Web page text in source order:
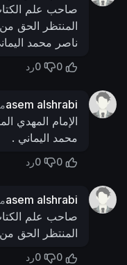
صاحب علم
المنتظر الحق
ناصر محمد
0
0رد
asem alshrabi
الإمام المهدي
محمد اليماني .
0
0رد
asem alshrabi
صاحب علم
المنتظر الحق
0
0رد